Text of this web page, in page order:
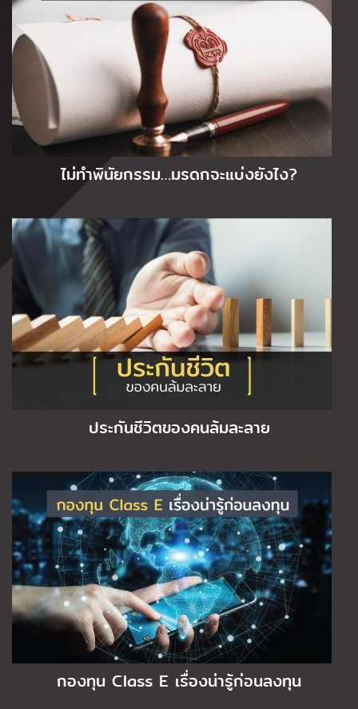
ไม่ทำพินัยกรรม…มรดกจะแบ่งยังไง?
ประกันชีวิตของคนล้มละลาย
กองทุน Class E เรื่องน่ารู้ก่อนลงทุน